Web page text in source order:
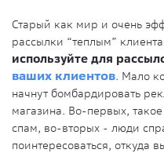
Старый как мир и очень
рассылки “теплым”
используйте для
ваших клиентов. Мало
начнут бомбардировать
магазина. Во-первых,
спам, во-вторых - люди
поинтересоваться, откуда